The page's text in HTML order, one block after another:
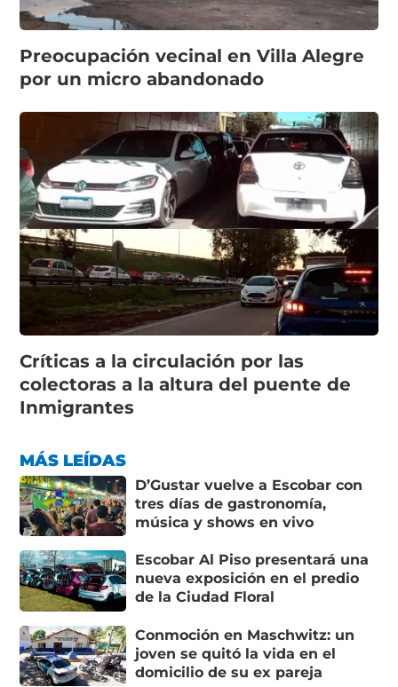
Preocupación vecinal en Villa Alegre
por un micro abandonado
Críticas a la circulación por las
colectoras a la altura del puente de
Inmigrantes
MÁS LEÍDAS
D’Gustar vuelve a Escobar con
tres días de gastronomía,
música y shows en vivo
Escobar Al Piso presentará una
nueva exposición en el predio
de la Ciudad Floral
Conmoción en Maschwitz: un
joven se quitó la vida en el
domicilio de su ex pareja